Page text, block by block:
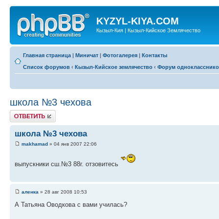
KYZYL-KIYA.COM
Кызыл-Кия | Кызыл-Кийское Землячество
Главная страница | Миничат | Фотогалерея | Контакты
Список форумов ‹ Кызыл-Кийское землячество ‹ Форум
школа №3 чехова
Ответить
школа №3 чехова
makhamad » 04 янв 2007 22:06
выпускники сш.№3 88г. отзовитесь
аленка » 28 авг 2008 10:53
А Татьяна Оводкова с вами училась?